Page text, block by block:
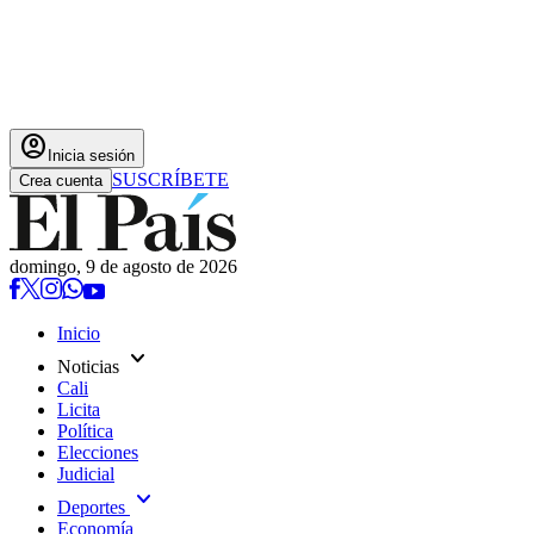
account_circle Inicia sesión
Crea cuenta SUSCRÍBETE
domingo, 9 de agosto de 2026
Inicio
Noticias expand_more
Cali
Licita
Política
Elecciones
Judicial
Deportes expand_more
Economía